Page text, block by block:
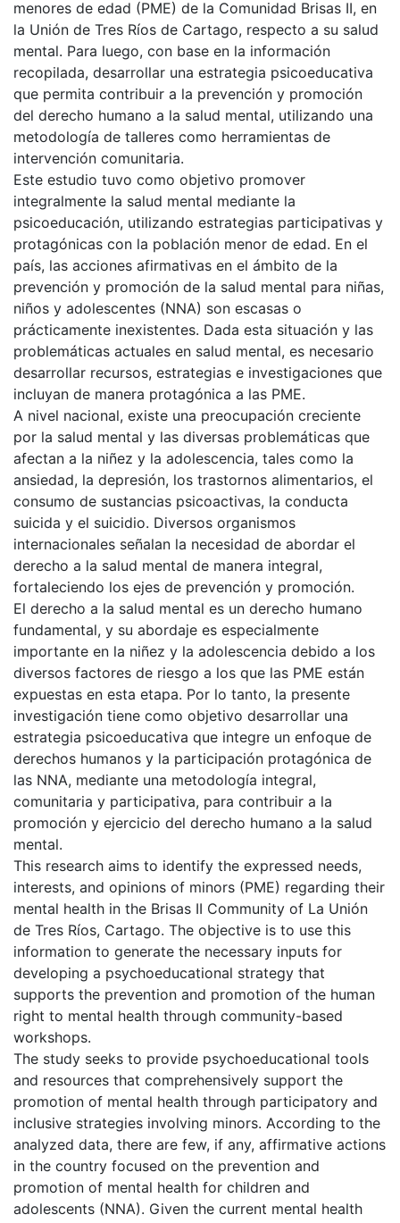
menores de edad (PME) de la Comunidad Brisas II, en
la Unión de Tres Ríos de Cartago, respecto a su salud
mental. Para luego, con base en la información
recopilada, desarrollar una estrategia psicoeducativa
que permita contribuir a la prevención y promoción
del derecho humano a la salud mental, utilizando una
metodología de talleres como herramientas de
intervención comunitaria.
Este estudio tuvo como objetivo promover
integralmente la salud mental mediante la
psicoeducación, utilizando estrategias participativas y
protagónicas con la población menor de edad. En el
país, las acciones afirmativas en el ámbito de la
prevención y promoción de la salud mental para niñas,
niños y adolescentes (NNA) son escasas o
prácticamente inexistentes. Dada esta situación y las
problemáticas actuales en salud mental, es necesario
desarrollar recursos, estrategias e investigaciones que
incluyan de manera protagónica a las PME.
A nivel nacional, existe una preocupación creciente
por la salud mental y las diversas problemáticas que
afectan a la niñez y la adolescencia, tales como la
ansiedad, la depresión, los trastornos alimentarios, el
consumo de sustancias psicoactivas, la conducta
suicida y el suicidio. Diversos organismos
internacionales señalan la necesidad de abordar el
derecho a la salud mental de manera integral,
fortaleciendo los ejes de prevención y promoción.
El derecho a la salud mental es un derecho humano
fundamental, y su abordaje es especialmente
importante en la niñez y la adolescencia debido a los
diversos factores de riesgo a los que las PME están
expuestas en esta etapa. Por lo tanto, la presente
investigación tiene como objetivo desarrollar una
estrategia psicoeducativa que integre un enfoque de
derechos humanos y la participación protagónica de
las NNA, mediante una metodología integral,
comunitaria y participativa, para contribuir a la
promoción y ejercicio del derecho humano a la salud
mental.
This research aims to identify the expressed needs,
interests, and opinions of minors (PME) regarding their
mental health in the Brisas II Community of La Unión
de Tres Ríos, Cartago. The objective is to use this
information to generate the necessary inputs for
developing a psychoeducational strategy that
supports the prevention and promotion of the human
right to mental health through community-based
workshops.
The study seeks to provide psychoeducational tools
and resources that comprehensively support the
promotion of mental health through participatory and
inclusive strategies involving minors. According to the
analyzed data, there are few, if any, affirmative actions
in the country focused on the prevention and
promotion of mental health for children and
adolescents (NNA). Given the current mental health